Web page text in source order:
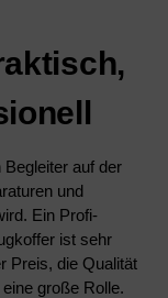
auf der
und
Ein Profi-
ist sehr
Preis, die Qualität
große Rolle.